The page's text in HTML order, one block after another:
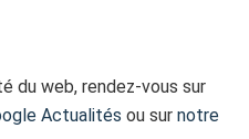
du web, rendez-vous sur
Actualités ou sur notre